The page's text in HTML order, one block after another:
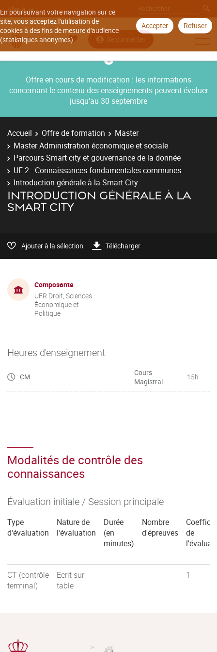
En poursuivant votre navigation sur ce
site, vous acceptez l'utilisation de
cookies à des fins de mesure d'audience
(statistiques anonymes).
Accepter Refuser
Aller à
Se connecter
Offre en cours de modification : les informations
concernant le contenu des enseignements peuvent évoluer
jusqu’au 30 septembre
Accueil Offre de formation
Master
Master Administration économique et sociale
Parcours Smart city et gouvernance de la donnée
UE 2 - Connaissances fondamentales communes
Introduction générale à la Smart City
INTRODUCTION GÉNÉRALE À LA
SMART CITY
Ajouter à la sélection Télécharger
Composante
UFR Droit, Sciences
Économique et
Politique
Heures d'enseignement
CM
Cours
Magistral
15h
Modalités de contrôle des
connaissances
Évaluation initiale / Session principale
Type
d'évaluation
Nature de
l'évaluation
Durée
(en
minutes)
Nombre
d'épreuves
de
CT (contrôle
terminal)
Ecrit sur
table
1